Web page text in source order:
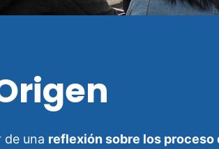
de una reflexión sobre los proceso